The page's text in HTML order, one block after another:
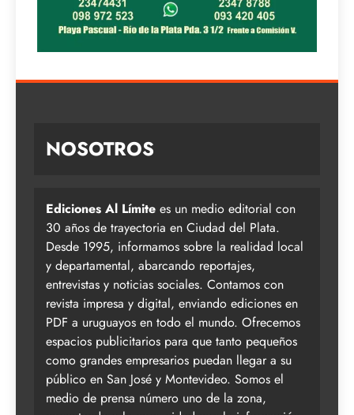
NOSOTROS
Ediciones Al Límite es un medio editorial con
30 años de trayectoria en Ciudad del Plata.
Desde 1995, informamos sobre la realidad local
y departamental, abarcando reportajes,
entrevistas y noticias sociales. Contamos con
revista impresa y digital, enviando ediciones en
PDF a uruguayos en todo el mundo. Ofrecemos
espacios publicitarios para que tanto pequeños
como grandes empresarios puedan llegar a su
público en San José y Montevideo. Somos el
medio de prensa número uno de la zona,